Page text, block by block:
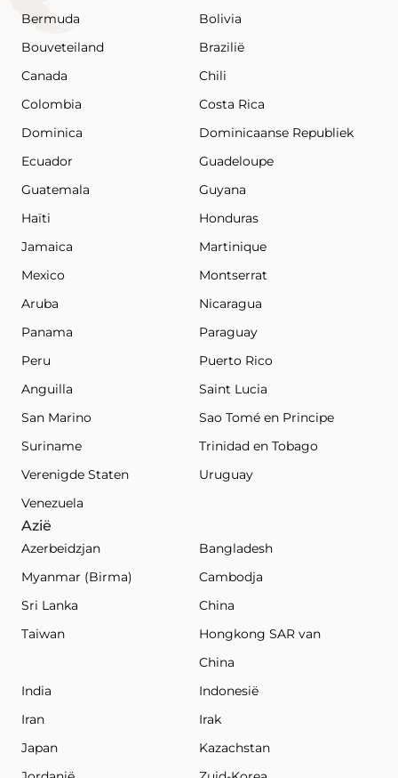
Bermuda
Bolivia
Bouveteiland
Brazilië
Canada
Chili
Colombia
Costa Rica
Dominica
Dominicaanse Republiek
Ecuador
Guadeloupe
Guatemala
Guyana
Haïti
Honduras
Jamaica
Martinique
Mexico
Montserrat
Aruba
Nicaragua
Panama
Paraguay
Peru
Puerto Rico
Anguilla
Saint Lucia
San Marino
Sao Tomé en Principe
Suriname
Trinidad en Tobago
Verenigde Staten
Uruguay
Venezuela
Azië
Azerbeidzjan
Bangladesh
Myanmar (Birma)
Cambodja
Sri Lanka
China
Taiwan
Hongkong SAR van
China
India
Indonesië
Iran
Irak
Japan
Kazachstan